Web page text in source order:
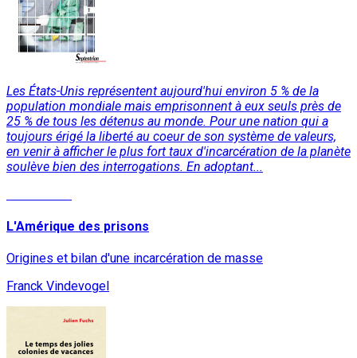
Les États-Unis représentent aujourd'hui environ 5 % de la
population mondiale mais emprisonnent à eux seuls près de
25 % de tous les détenus au monde. Pour une nation qui a
toujours érigé la liberté au coeur de son système de valeurs,
en venir à afficher le plus fort taux d'incarcération de la planète
soulève bien des interrogations. En adoptant...
L'Amérique des prisons
Origines et bilan d'une incarcération de masse
Franck Vindevogel